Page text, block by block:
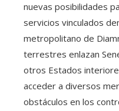
nuevas posibilidades
servicios vinculados
metropolitano de
terrestres enlazan
otros Estados
acceder a diversos
obstáculos en los